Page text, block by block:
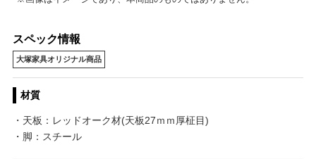
スペック情報
大塚家具オリジナル商品
材質
・天板：レッドオーク材(天板27ｍｍ厚柾目)
・脚：スチール